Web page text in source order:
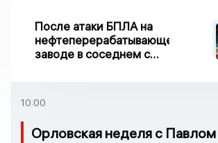
После атаки БПЛА на
нефтеперерабатывающем
заводе в соседнем с
10:00
Орловская неделя с Павлом